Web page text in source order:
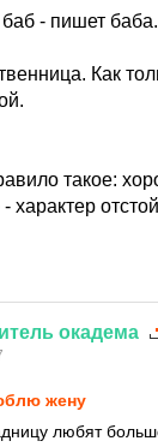
- пишет баба.
Как
такое:
характер
окадема
жену
любят